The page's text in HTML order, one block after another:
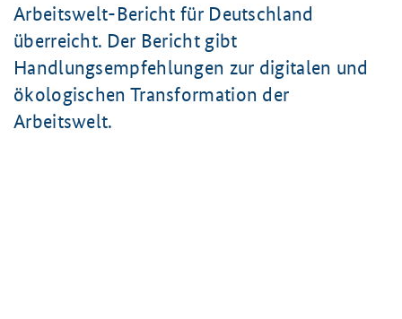
Arbeitswelt-Bericht für Deutschland
überreicht. Der Bericht gibt
Handlungsempfehlungen zur digitalen und
ökologischen Transformation der
Arbeitswelt.